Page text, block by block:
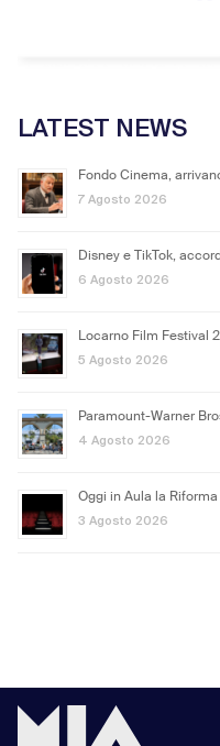
LATEST NEWS
Fondo Cinema,
7 Agosto 2026
Disney e TikTok,
6 Agosto 2026
Locarno Film Festival
5 Agosto 2026
Paramount-Warner
4 Agosto 2026
Oggi in Aula la
3 Agosto 2026